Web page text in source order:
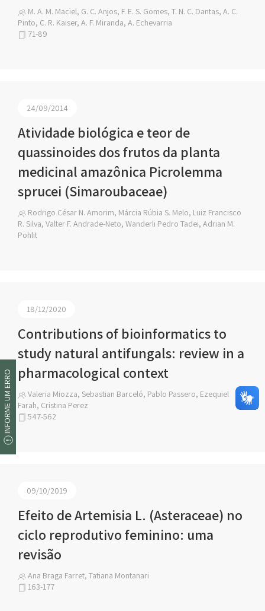
M. A. M. Maciel, G. C. Anjos, F. E. S. Gomes, T. N. C. Dantas, A. C.
Pinto, C. R. Kaiser, A. F. Miranda, A. Echevarria
71-89
24/09/2014
Atividade biológica e teor de
quassinoides dos frutos da planta
medicinal amazônica Picrolemma
sprucei (Simaroubaceae)
Rodrigo César N. Amorim, Márcia Rúbia S. Melo, Luiz Francisco
R. Silva, Valter F. Andrade-Neto, Wanderli Pedro Tadei, Adrian M.
Pohlit
18/12/2020
Contributions of bioinformatics to
study natural antifungals: review in a
pharmacological context
Valeria Miozza, Sebastian Barceló, Pablo Passero, Ezequiel
Farah, Cristina Perez
547-562
09/10/2019
Efeito de Artemisia L. (Asteraceae) no
ciclo reprodutivo feminino: uma
revisão
Ana Braga Farret, Tatiana Montanari
163-177
INFORME UM ERRO